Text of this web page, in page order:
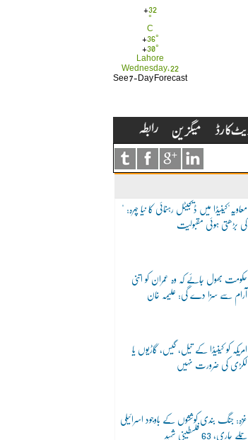
+32
°
C
+36°
+30°
Lahore
Wednesday, 22
See 7-Day Forecast
"معاویہ"کینیڈا میں ڈیجیٹل رہنمائی کا نیا چہرہ:
کی بڑھتی ہوئی مقبولیت
حکومت بھول جائے کہ وہ عمران کو اتنی
آرام سے سزا دے گی: علیمہ خان
امریکہ کو کینیڈا کے تیل، گیس، گاڑیوں یا
لکڑی کی ضرورت نہیں
غزہ: جنگ بندی کوششوں کے باوجود اسرائیلی
حملے جاری، 63 فلسطینی شہید